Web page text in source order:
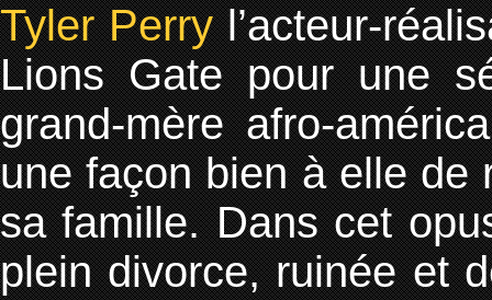
Tyler Perryl’acteur-
Lions Gate pour une
grand-mère afro-
une façon bien à elle de
sa famille. Dans cet
plein divorce, ruinée et